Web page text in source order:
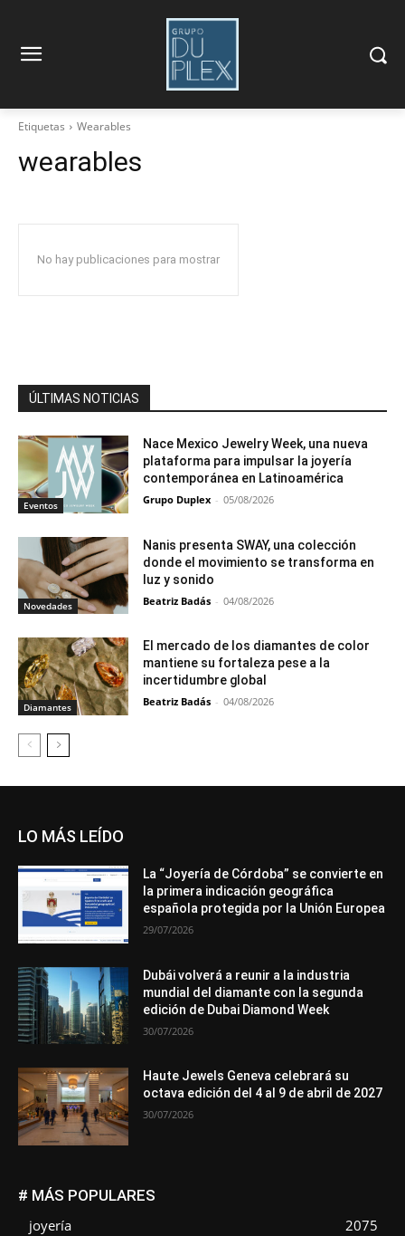
Etiquetas Wearables
wearables
No hay publicaciones para mostrar
ÚLTIMAS NOTICIAS
Eventos
Nace Mexico Jewelry Week, una nueva
plataforma para impulsar la joyería
contemporánea en Latinoamérica
Grupo Duplex - 05/08/2026
Novedades
Nanis presenta SWAY, una colección
donde el movimiento se transforma en
luz y sonido
Beatriz Badás - 04/08/2026
Diamantes
El mercado de los diamantes de color
mantiene su fortaleza pese a la
incertidumbre global
Beatriz Badás - 04/08/2026
LO MÁS LEÍDO
La “Joyería de Córdoba” se convierte en
la primera indicación geográfica
española protegida por la Unión Europea
29/07/2026
Dubái volverá a reunir a la industria
mundial del diamante con la segunda
edición de Dubai Diamond Week
30/07/2026
Haute Jewels Geneva celebrará su
octava edición del 4 al 9 de abril de 2027
30/07/2026
# MÁS POPULARES
joyería
2075